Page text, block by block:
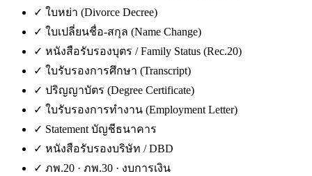
✓ ใบหย่า (Divorce Decree)
✓ ใบเปลี่ยนชื่อ-สกุล (Name Change)
✓ หนังสือรับรองบุตร / Family Status (Rec.20)
✓ ใบรับรองการศึกษา (Transcript)
✓ ปริญญาบัตร (Degree Certificate)
✓ ใบรับรองการทำงาน (Employment Letter)
✓ Statement บัญชีธนาคาร
✓ หนังสือรับรองบริษัท / DBD
✓ ภพ.20 · ภพ.30 · งบการเงิน